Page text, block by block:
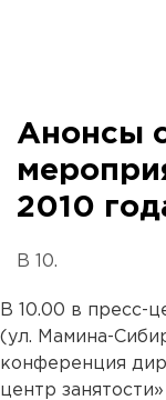
Анонсы
2010
В 10.
В 10.00 в пресс-
(ул. Мамина-
конференция
центр